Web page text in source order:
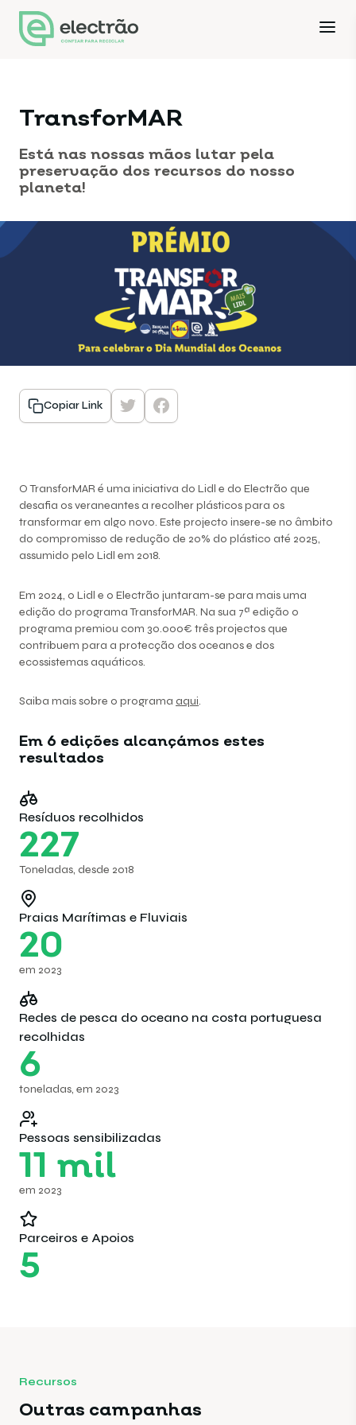
TransforMAR
Está nas nossas mãos lutar pela
preservação dos recursos do nosso
planeta!
Copiar Link
O TransforMAR é uma iniciativa do Lidl e do Electrão que
desafia os veraneantes a recolher plásticos para os
transformar em algo novo. Este projecto insere-se no âmbito
do compromisso de redução de 20% do plástico até 2025,
assumido pelo Lidl em 2018.
Em 2024, o Lidl e o Electrão juntaram-se para mais uma
edição do programa TransforMAR. Na sua 7ª edição o
programa premiou com 30.000€ três projectos que
contribuem para a protecção dos oceanos e dos
ecossistemas aquáticos.
Saiba mais sobre o programa aqui.
Em 6 edições alcançámos estes
resultados
Resíduos recolhidos
227
Toneladas, desde 2018
Praias Marítimas e Fluviais
20
em 2023
Redes de pesca do oceano na costa portuguesa
recolhidas
6
toneladas, em 2023
Pessoas sensibilizadas
11 mil
em 2023
Parceiros e Apoios
5
Recursos
Outras campanhas